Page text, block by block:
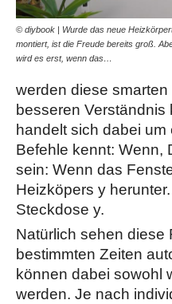
© diybook | Wurde das neue
montiert, ist die Freude bereits groß.
wird es erst, wenn das…
werden diese
besseren
handelt sich dabei
Befehle kennt: Wenn,
sein: Wenn das
Heizköpers y
Steckdose y.
Natürlich sehen diese
bestimmten Zeiten
können dabei sowohl
werden. Je nach